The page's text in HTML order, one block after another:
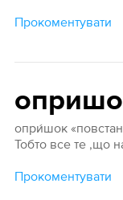
Прокоментувати
опри́шок
Тобто все те ,що
Прокоментувати